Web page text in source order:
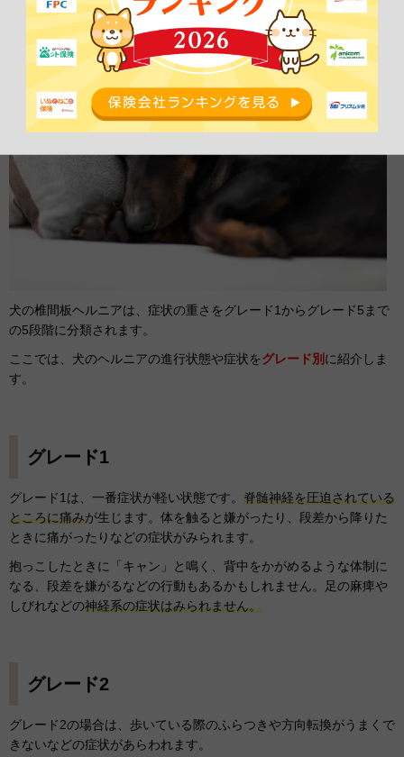
犬の椎間板ヘルニアは、症状の重さをグレード1からグレード5まで
の5段階に分類されます。
ここでは、犬のヘルニアの進行状態や症状をグレード別 に紹介しま
す。
グレード1
グレード1は、一番症状が軽い状態です。 脊髄神経を圧迫されている
ところに痛みが生じます。体を触ると嫌がったり、段差から降りた
ときに痛がったりなどの症状がみられます。
抱っこしたときに「キャン」と鳴く、背中をかがめるような体制に
なる、段差を嫌がるなどの行動もあるかもしれません。足の麻痺や
しびれなどの神経系の症状はみられません。
グレード2
グレード2の場合は、歩いている際のふらつきや方向転換がうまくで
きないなどの症状があらわれます。